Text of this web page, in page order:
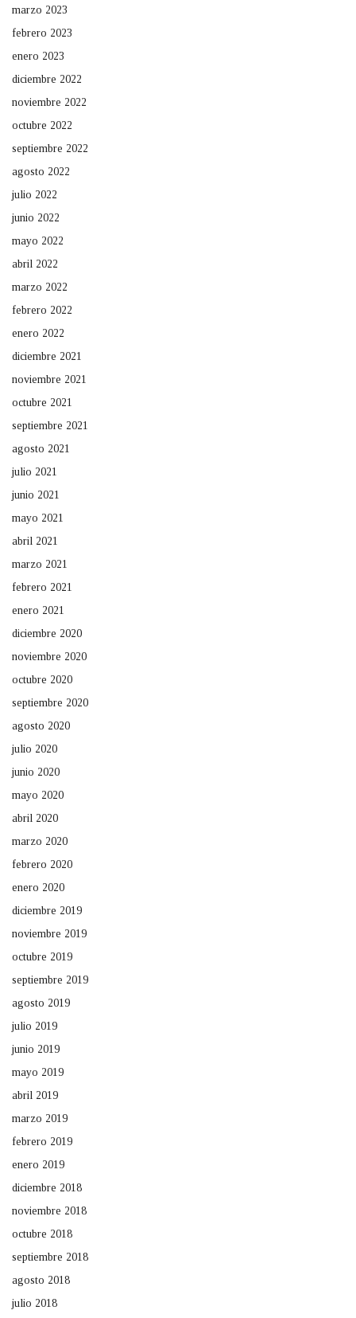
marzo 2023
febrero 2023
enero 2023
diciembre 2022
noviembre 2022
octubre 2022
septiembre 2022
agosto 2022
julio 2022
junio 2022
mayo 2022
abril 2022
marzo 2022
febrero 2022
enero 2022
diciembre 2021
noviembre 2021
octubre 2021
septiembre 2021
agosto 2021
julio 2021
junio 2021
mayo 2021
abril 2021
marzo 2021
febrero 2021
enero 2021
diciembre 2020
noviembre 2020
octubre 2020
septiembre 2020
agosto 2020
julio 2020
junio 2020
mayo 2020
abril 2020
marzo 2020
febrero 2020
enero 2020
diciembre 2019
noviembre 2019
octubre 2019
septiembre 2019
agosto 2019
julio 2019
junio 2019
mayo 2019
abril 2019
marzo 2019
febrero 2019
enero 2019
diciembre 2018
noviembre 2018
octubre 2018
septiembre 2018
agosto 2018
julio 2018